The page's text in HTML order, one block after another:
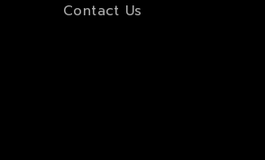
Contact Us